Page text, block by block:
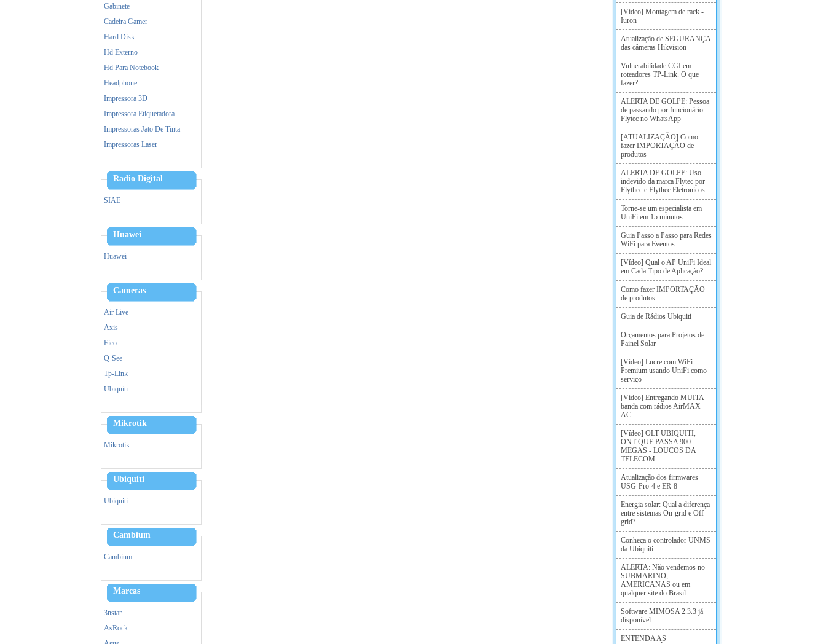
Gabinete
Cadeira Gamer
Hard Disk
Hd Externo
Hd Para Notebook
Headphone
Impressora 3D
Impressora Etiquetadora
Impressoras Jato De Tinta
Impressoras Laser
Memoria
Cpu
Notebook
Ups- Nobreak
Power Bank - Carregador
Simultaneo
Leitor Biometrico
Teclado
Ventiladores
Vga
Zebra
Triturador De Papel
Radio Digital
SIAE
Huawei
Huawei
Cameras
Air Live
Axis
Fico
Q-See
Tp-Link
Ubiquiti
Mikrotik
Mikrotik
Ubiquiti
Ubiquiti
Cambium
Cambium
Marcas
3nstar
AsRock
[Vídeo] Montagem de rack -
Iuron
Atualização de SEGURANÇA
das câmeras Hikvision
Vulnerabilidade CGI em
roteadores TP-Link. O que
fazer?
ALERTA DE GOLPE: Pessoa
de passando por funcionário
Flytec no WhatsApp
[ATUALIZAÇÃO] Como
fazer IMPORTAÇÃO de
produtos
ALERTA DE GOLPE: Uso
indevido da marca Flytec por
Flythec e Flythec Eletronicos
Torne-se um especialista em
UniFi em 15 minutos
Guia Passo a Passo para Redes
WiFi para Eventos
[Vídeo] Qual o AP UniFi Ideal
em Cada Tipo de Aplicação?
Como fazer IMPORTAÇÃO
de produtos
Guia de Rádios Ubiquiti
Orçamentos para Projetos de
Painel Solar
[Vídeo] Lucre com WiFi
Premium usando UniFi como
serviço
[Vídeo] Entregando MUITA
banda com rádios AirMAX
AC
[Vídeo] OLT UBIQUITI,
ONT QUE PASSA 900
MEGAS - LOUCOS DA
TELECOM
Atualização dos firmwares
USG-Pro-4 e ER-8
Energia solar: Qual a diferença
entre sistemas On-grid e Off-
grid?
Conheça o controlador UNMS
da Ubiquiti
ALERTA: Não vendemos no
SUBMARINO,
AMERICANAS ou em
qualquer site do Brasil
Software MIMOSA 2.3.3 já
disponível
ENTENDA AS